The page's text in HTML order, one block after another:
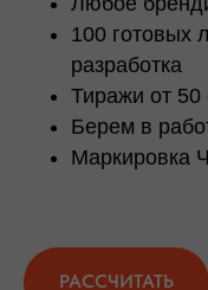
100 готовых
разработка
Тиражи от 50
Берем в
Маркировка
РАССЧИТАТЬ